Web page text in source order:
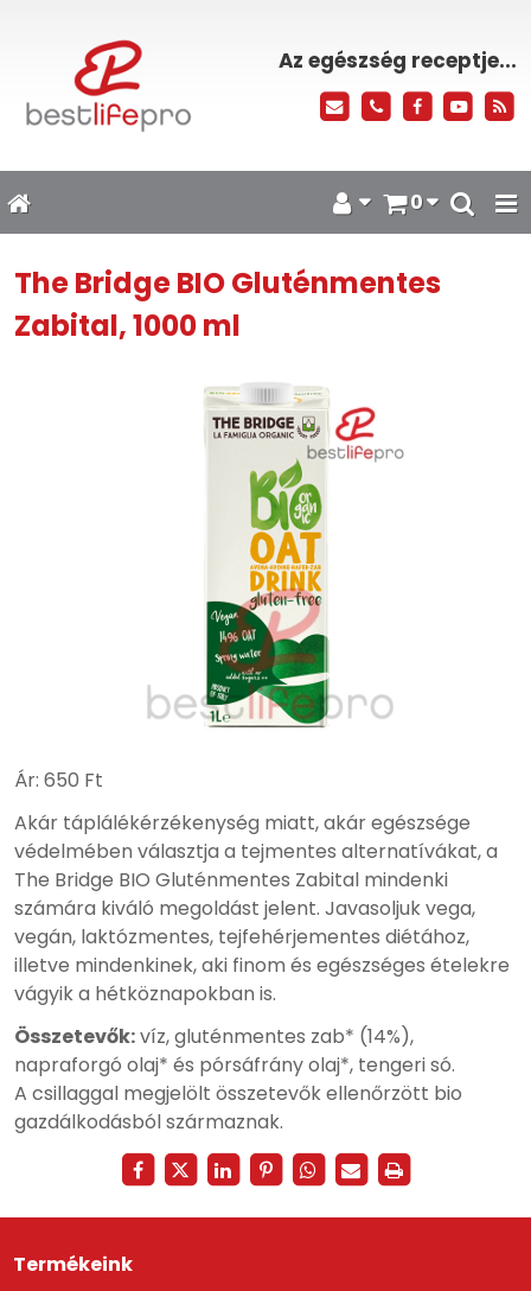
Az egészség receptje...
0
The Bridge BIO Gluténmentes
Zabital, 1000 ml
Ár: 650 Ft
Akár táplálékérzékenység miatt, akár egészsége
védelmében választja a tejmentes alternatívákat, a
The Bridge BIO Gluténmentes Zabital mindenki
számára kiváló megoldást jelent. Javasoljuk vega,
vegán, laktózmentes, tejfehérjementes diétához,
illetve mindenkinek, aki finom és egészséges ételekre
vágyik a hétköznapokban is.
Összetevők:víz, gluténmentes zab* (14%),
napraforgó olaj* és pórsáfrány olaj*, tengeri só.
A csillaggal megjelölt összetevők ellenőrzött bio
gazdálkodásból származnak.
Termékeink